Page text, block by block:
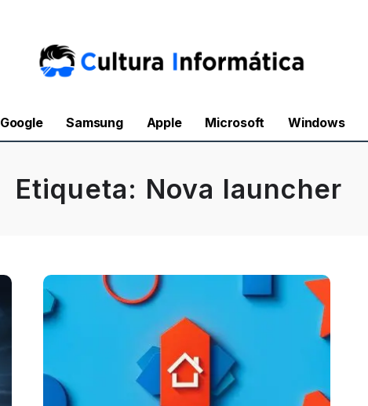
Google Samsung Apple Microsoft Windows
Etiqueta: Nova launcher